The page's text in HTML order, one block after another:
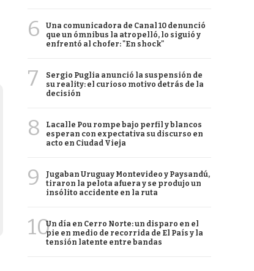
6
Una comunicadora de Canal 10 denunció
que un ómnibus la atropelló, lo siguió y
enfrentó al chofer: "En shock"
7
Sergio Puglia anunció la suspensión de
su reality: el curioso motivo detrás de la
decisión
8
Lacalle Pou rompe bajo perfil y blancos
esperan con expectativa su discurso en
acto en Ciudad Vieja
9
Jugaban Uruguay Montevideo y Paysandú,
tiraron la pelota afuera y se produjo un
insólito accidente en la ruta
10Un día en Cerro Norte: un disparo en el
pie en medio de recorrida de El País y la
tensión latente entre bandas